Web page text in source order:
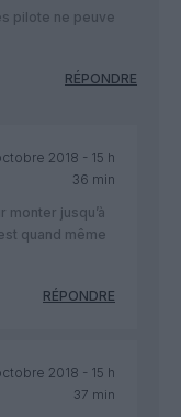
pilote ne peuve
RÉPONDRE
2018 - 15 h
36 min
monter jusqu’à
quand même
RÉPONDRE
2018 - 15 h
37 min